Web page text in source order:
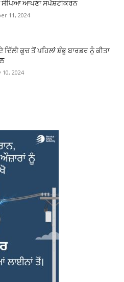
ਸੌਂਪਿਆ ਆਪਣਾ ਸਪੱਸ਼ਟੀਕਰਨ
11, 2024
ਦਿੱਲੀ ਕੂਚ ਤੋਂ ਪਹਿਲਾਂ ਸ਼ੰਭੂ ਬਾਰਡਰ ਨੂੰ ਕੀਤਾ
2024